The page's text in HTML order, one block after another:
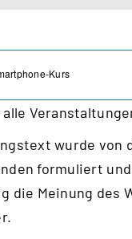
Kurs
wurde von
formuliert
die Meinung des